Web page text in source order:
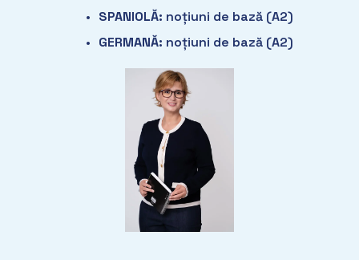
SPANIOLĂ: noțiuni de bază (A2)
GERMANĂ: noțiuni de bază (A2)